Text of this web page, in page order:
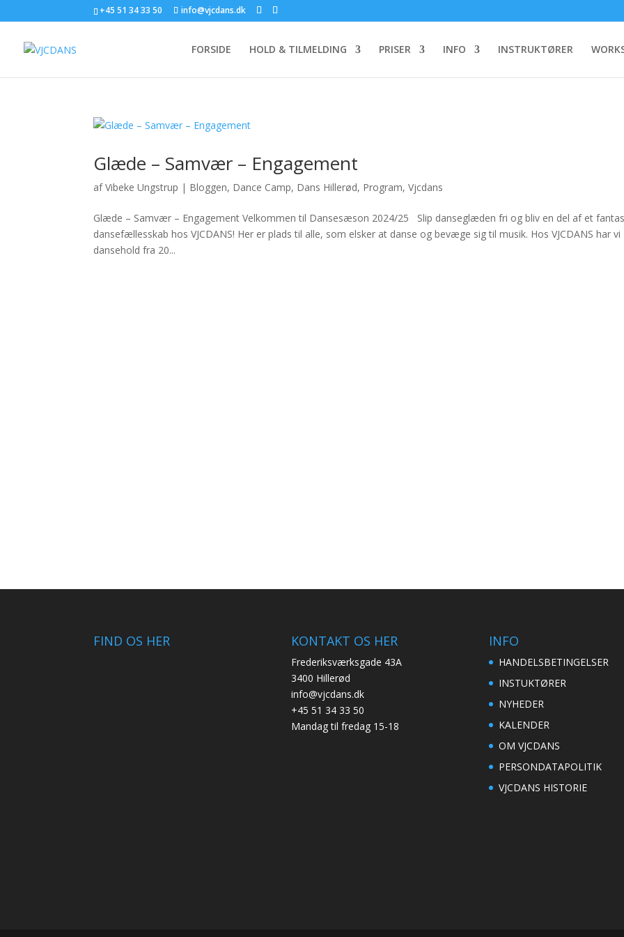
+45 51 34 33 50 info@vjcdans.dk
FORSIDE HOLD & TILMELDING PRISER INFO INSTRUKTØRER
Glæde – Samvær – Engagement
afVibeke Ungstrup | Bloggen, Dance Camp, Dans Hillerød, Program,Vjcdans
Glæde – Samvær – Engagement Velkommen til Dansesæson 2024/25 Slip danseglæden fri og bliv en del af et
dansefællesskab hos VJCDANS! Her er plads til alle, som elsker at danse og bevæge sig til musik. Hos VJCDANS har vi
dansehold fra 20...
FIND OS HER KONTAKT OS HER
Frederiksværksgade 43A
3400 Hillerød
info@vjcdans.dk
+45 51 34 33 50
Mandag til fredag 15-18
INFO
HANDELSBETINGELSER
INSTUKTØRER
NYHEDER
KALENDER
OM VJCDANS
PERSONDATAPOLITIK
VJCDANS HISTORIE